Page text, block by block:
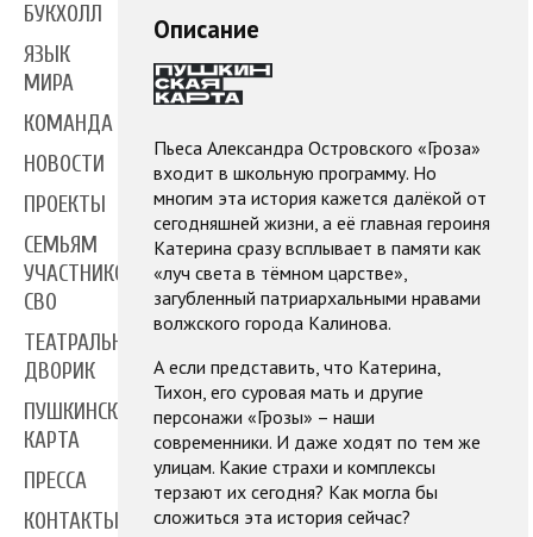
БУКХОЛЛ
ЯЗЫК
МИРА
КОМАНДА
НОВОСТИ
ПРОЕКТЫ
СЕМЬЯМ
УЧАСТНИКОВ
СВО
ТЕАТРАЛЬНЫЙ
ДВОРИК
ПУШКИНСКАЯ
КАРТА
ПРЕССА
КОНТАКТЫ
Описание
Пьеса Александра Островского «Гроза»
входит в школьную программу. Но
многим эта история кажется далёкой от
сегодняшней жизни, а её главная героиня
Катерина сразу всплывает в памяти как
«луч света в тёмном царстве»,
загубленный патриархальными нравами
волжского города Калинова.
А если представить, что Катерина,
Тихон, его суровая мать и другие
персонажи «Грозы» – наши
современники. И даже ходят по тем же
улицам. Какие страхи и комплексы
терзают их сегодня? Как могла бы
сложиться эта история сейчас?